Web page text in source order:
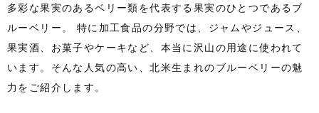
多彩な果実のあるベリー類を代表する果実のひとつであるブ
ルーベリー。 特に加工食品の分野では、ジャムやジュース、
果実酒、お菓子やケーキなど、本当に沢山の用途に使われて
います。そんな人気の高い、北米生まれのブルーベリーの魅
力をご紹介します。